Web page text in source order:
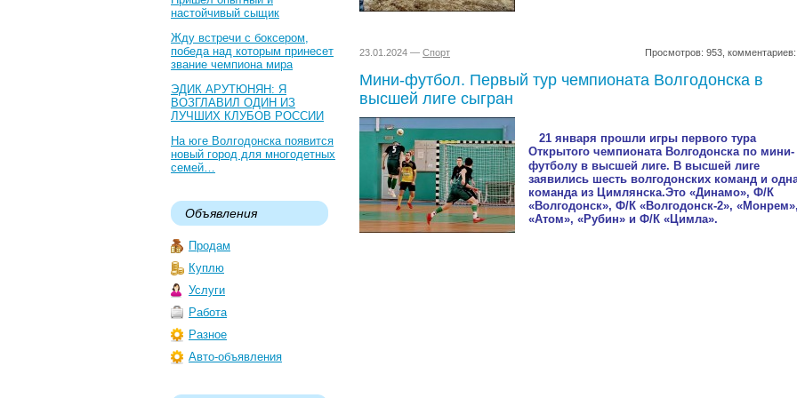
настойчивый сыщик
Жду встречи с боксером,
победа над которым принесет
звание чемпиона мира
ЭДИК АРУТЮНЯН: Я
ВОЗГЛАВИЛ ОДИН ИЗ
ЛУЧШИХ КЛУБОВ РОССИИ
На юге Волгодонска появится
новый город для многодетных
семей…
Объявления
Продам
Куплю
Услуги
Работа
Разное
Авто-объявления
23.01.2024 — Спорт Просмотров: 953,
Мини-футбол. Первый тур чемпионата Волгодонска в
высшей лиге сыгран
21 января прошли игры первого тура
Открытого чемпионата Волгодонска по мини-
футболу в высшей лиге. В высшей лиге
заявились шесть волгодонских команд и
команда из Цимлянска.Это «Динамо», Ф/К
«Волгодонск», Ф/К «Волгодонск-2», «Монрем»,
«Атом», «Рубин» и Ф/К «Цимла».